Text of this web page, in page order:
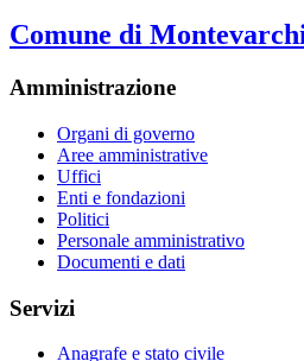
Comune di
Amministrazione
Organi di governo
Aree amministrative
Uffici
Enti e fondazioni
Politici
Personale amministrativo
Documenti e dati
Servizi
Anagrafe e stato civile